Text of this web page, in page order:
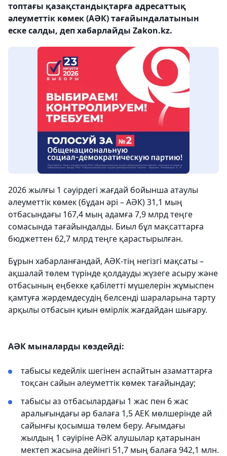
топтағы қазақстандықтарға адресаттық
әлеуметтік көмек (АӘК) тағайындалатынын
еске салды, деп хабарлайды Zakon.kz.
2026 жылғы 1 сәуірдегі жағдай бойынша атаулы
әлеуметтік көмек (бұдан әрі – АӘК) 31,1 мың
отбасындағы 167,4 мың адамға 7,9 млрд теңге
сомасында тағайындалды. Биыл бұл мақсаттарға
бюджеттен 62,7 млрд теңге қарастырылған.
Бұрын хабарланғандай, АӘК-тің негізгі мақсаты –
ақшалай төлем түрінде қолдауды жүзеге асыру және
отбасының еңбекке қабілетті мүшелерін жұмыспен
қамтуға жәрдемдесудің белсенді шараларына тарту
арқылы отбасын қиын өмірлік жағдайдан шығару.
АӘК мыналарды көздейді:
табысы кедейлік шегінен аспайтын азаматтарға
тоқсан сайын әлеуметтік көмек тағайындау;
табысы аз отбасылардағы 1 жас пен 6 жас
аралығындағы әр балаға 1,5 АЕК мөлшерінде ай
сайынғы қосымша төлем беру. Ағымдағы
жылдың 1 сәуіріне АӘК алушылар қатарынан
мектеп жасына дейінгі 51,7 мың балаға 942,1 млн.